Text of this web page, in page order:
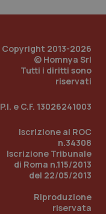
Copyright 2013-2026
© Homnya Srl
Tutti i diritti sono
riservati
P.I. e C.F. 13026241003
Iscrizione al ROC
n.34308
Iscrizione Tribunale
di Roma n.115/2013
del 22/05/2013
Riproduzione
riservata